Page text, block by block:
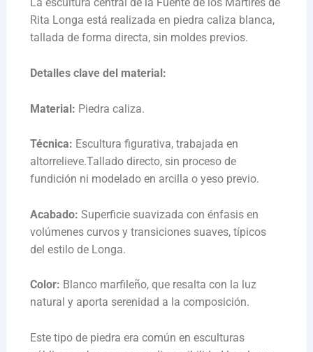
La escultura central de la Fuente de los Mártires de
Rita Longa está realizada en piedra caliza blanca,
tallada de forma directa, sin moldes previos.
Detalles clave del material:
Material: Piedra caliza.
Técnica: Escultura figurativa, trabajada en
altorrelieve.Tallado directo, sin proceso de
fundición ni modelado en arcilla o yeso previo.
Acabado: Superficie suavizada con énfasis en
volúmenes curvos y transiciones suaves, típicos
del estilo de Longa.
Color: Blanco marfileño, que resalta con la luz
natural y aporta serenidad a la composición.
Este tipo de piedra era común en esculturas